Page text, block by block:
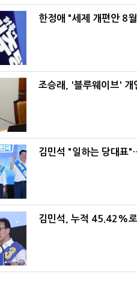
한정애 "세제 개편안 8
조승래, '블루웨이브' 개
김민석 "일하는 당대표
김민석, 누적 45.42%